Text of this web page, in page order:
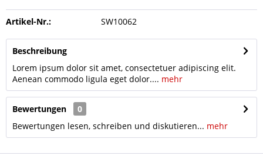
Artikel-Nr.: SW10062
Beschreibung
Lorem ipsum dolor sit amet, consectetuer adipiscing elit.
Aenean commodo ligula eget dolor.... mehr
Bewertungen
0
Bewertungen lesen, schreiben und diskutieren... mehr